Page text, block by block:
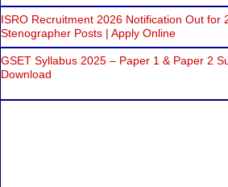
ISRO Recruitment 2026 Notification Out for
Stenographer Posts | Apply Online
GSET Syllabus 2025 – Paper 1 & Paper 2
Download